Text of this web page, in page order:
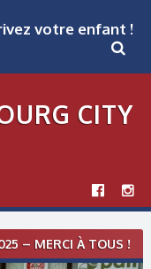
votre enfant !
CITY
– MERCI À TOUS !